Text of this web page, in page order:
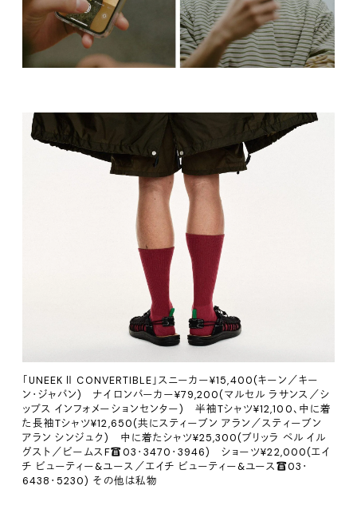
「UNEEK Ⅱ CONVERTIBLE」スニーカー¥15,400(キーン／キー
ン・ジャパン) ナイロンパーカー¥79,200(マルセル ラサンス／シ
ップス インフォメーションセンター) 半袖Tシャツ¥12,100、中に着
た長袖Tシャツ¥12,650(共にスティーブン アラン／スティーブン
アラン シンジュク) 中に着たシャツ¥25,300(ブリッラ ペル イル
グスト／ビームスF☎️03・3470・3946) ショーツ¥22,000(エイ
チ ビューティー&ユース／エイチ ビューティー&ユース☎️03・
6438・5230) その他は私物